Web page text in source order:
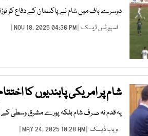
دوسرے ہاف میں شام نے پاکستان کے دفاع کو
اسپورٹس ڈیسک | NOV 18, 2025 04:36 PM |
شام پر امریکی پابندیوں کا اختتام: 25 سال بعد ایک نئی شروعات کی
یہ قدم نہ صرف شام بلکہ پورے مشرق وسطیٰ کے
ویب ڈیسک | MAY 24, 2025 10:28 AM |